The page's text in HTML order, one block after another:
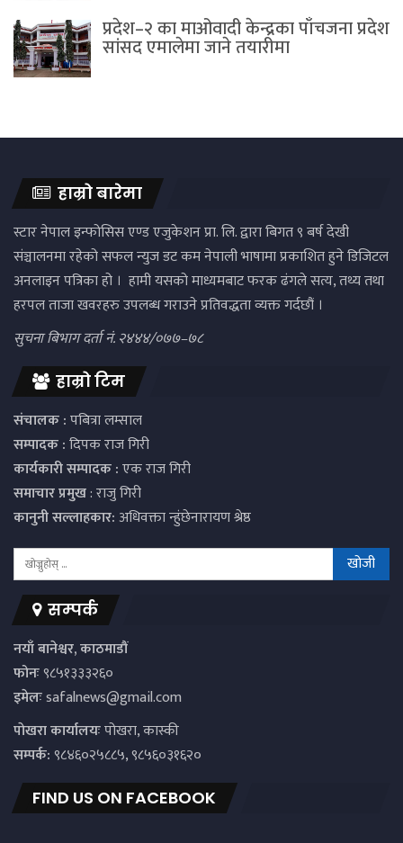
प्रदेश–२ का माओवादी केन्द्रका पाँचजना प्रदेश
सांसद एमालेमा जाने तयारीमा
हाम्रो बारेमा
स्टार नेपाल इन्फोसिस एण्ड एजुकेशन प्रा. लि. द्वारा बिगत ९ बर्ष देखी
संञ्चालनमा रहेको सफल न्युज डट कम नेपाली भाषामा प्रकाशित हुने डिजिटल
अनलाइन पत्रिका हो । हामी यसको माध्यमबाट फरक ढंगले सत्य, तथ्य तथा
हरपल ताजा खवरहरु उपलब्ध गराउने प्रतिवद्धता व्यक्त गर्दछौं ।
सुचना बिभाग दर्ता नं. २४४४/०७७–७८
हाम्रो टिम
संचालक :पबित्रा लम्साल
सम्पादक :दिपक राज गिरी
कार्यकारी सम्पादक :एक राज गिरी
समाचार प्रमुख: राजु गिरी
कानुनी सल्लाहकार:अधिवक्ता न्हुंछेनारायण श्रेष्ठ
सम्पर्क
नयाँ बानेश्वर, काठमाडौं
फोनः९८५१३३३२६०
इमेलःsafalnews@gmail.com
पाेखरा कार्यालयःपोखरा, कास्की
सम्पर्क:९८४६०२५८८५, ९८५६०३१६२०
FIND US ON FACEBOOK